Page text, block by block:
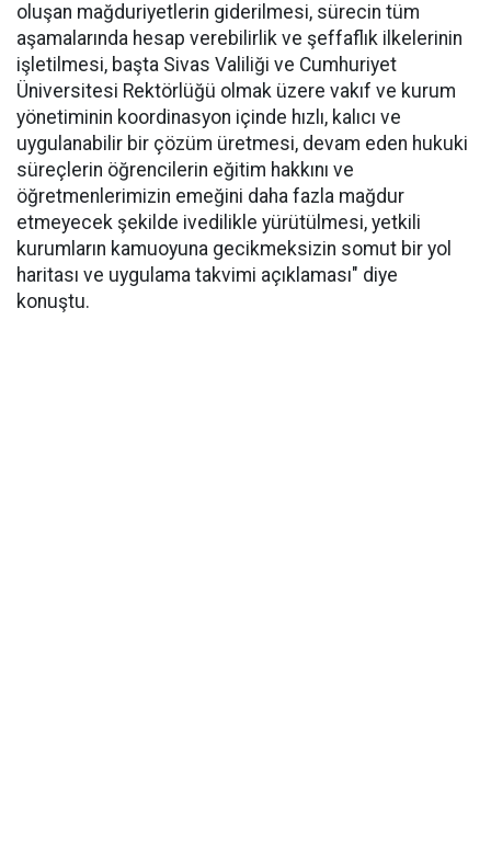
oluşan mağduriyetlerin giderilmesi, sürecin tüm
aşamalarında hesap verebilirlik ve şeffaflık ilkelerinin
işletilmesi, başta Sivas Valiliği ve Cumhuriyet
Üniversitesi Rektörlüğü olmak üzere vakıf ve kurum
yönetiminin koordinasyon içinde hızlı, kalıcı ve
uygulanabilir bir çözüm üretmesi, devam eden hukuki
süreçlerin öğrencilerin eğitim hakkını ve
öğretmenlerimizin emeğini daha fazla mağdur
etmeyecek şekilde ivedilikle yürütülmesi, yetkili
kurumların kamuoyuna gecikmeksizin somut bir yol
haritası ve uygulama takvimi açıklaması" diye
konuştu.